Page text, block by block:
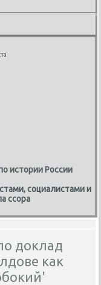
истории России
социалистами и
ссора
доклад
как